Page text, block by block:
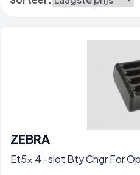
ZEBRA
Et5x 4 -slot Bty Chgr For